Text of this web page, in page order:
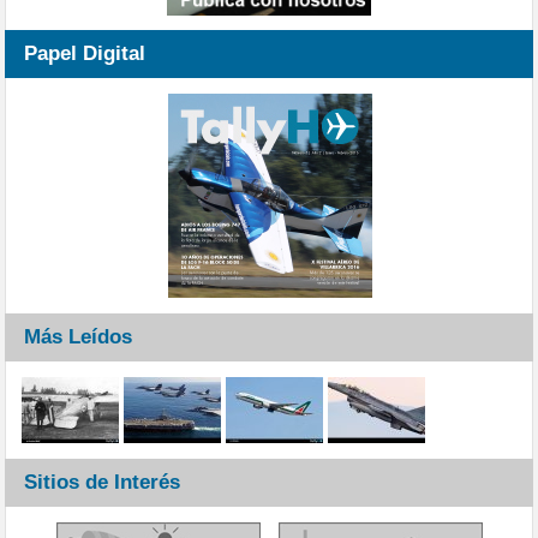
Papel Digital
Más Leídos
Sitios de Interés